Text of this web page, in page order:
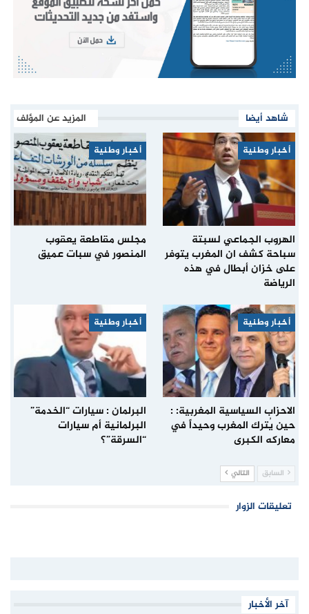
شاهد أيضا المزيد عن المؤلف
أخبار وطنية
الهروب الجماعي لسبتة
سباحة كشف ان المغرب يتوفر
على خزان أبطال في هذه
الرياضة
أخبار وطنية
مجلس مقاطعة يعقوب
المنصور في سبات عميق
أخبار وطنية
الاحزاب السياسية المغربية: :
حين يُترك المغرب وحيداً في
معاركه الكبرى
أخبار وطنية
البرلمان : سيارات “الخدمة”
البرلمانية أم سيارات
“السرقة”؟
السابق التالي
تعليقات الزوار
آخر الأخبار